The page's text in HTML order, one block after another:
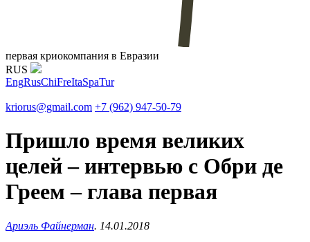
первая криокомпания в Евразии
RUS
EngRusChiFreItaSpaTur
kriorus@gmail.com +7 (962) 947-50-79
Пришло время великих
целей – интервью с Обри де
Греем – глава первая
Ариэль Файнерман. 14.01.2018